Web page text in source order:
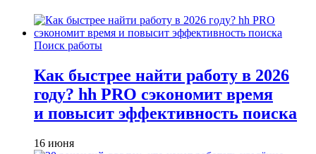
Поиск работы
Как быстрее найти работу в 2026
году? hh PRO сэкономит время
и повысит эффективность поиска
16 июня